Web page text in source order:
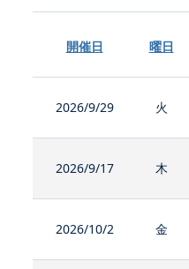
開催日 曜日
2026/9/29 火
2026/9/17 木
2026/10/2 金